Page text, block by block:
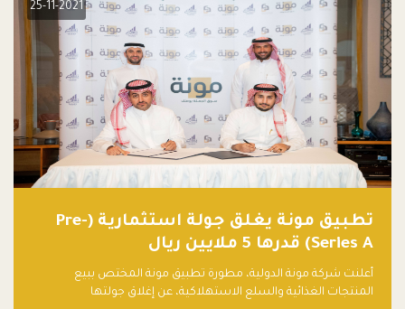
25-11-2021
تطبيق مونة يغلق جولة استثمارية (Pre-
Series A) قدرها 5 ملايين ريال
أعلنت شركة مونة الدولية، مطورة تطبيق مونة المختص ببيع
المنتجات الغذائية والسلع الاستهلاكية، عن إغلاق جولتها